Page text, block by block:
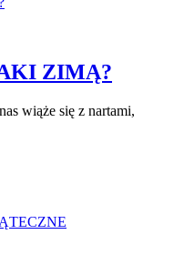
ZIMĄ?
wiąże się z nartami,